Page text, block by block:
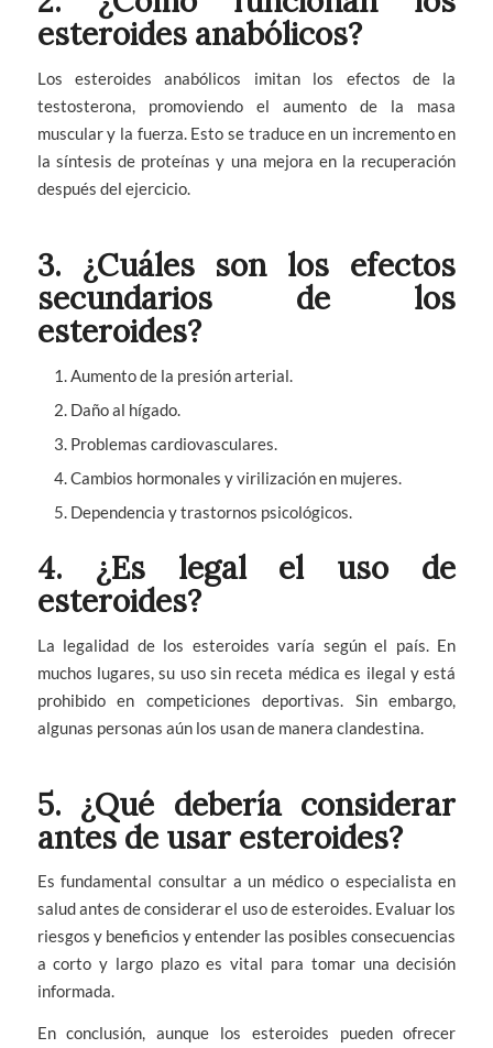
esteroides anabólicos?
Los esteroides anabólicos imitan los efectos de la
testosterona, promoviendo el aumento de la masa
muscular y la fuerza. Esto se traduce en un incremento en
la síntesis de proteínas y una mejora en la recuperación
después del ejercicio.
3. ¿Cuáles son los efectos
secundarios de los
esteroides?
Aumento de la presión arterial.
Daño al hígado.
Problemas cardiovasculares.
Cambios hormonales y virilización en mujeres.
Dependencia y trastornos psicológicos.
4. ¿Es legal el uso de
esteroides?
La legalidad de los esteroides varía según el país. En
muchos lugares, su uso sin receta médica es ilegal y está
prohibido en competiciones deportivas. Sin embargo,
algunas personas aún los usan de manera clandestina.
5. ¿Qué debería considerar
antes de usar esteroides?
Es fundamental consultar a un médico o especialista en
salud antes de considerar el uso de esteroides. Evaluar los
riesgos y beneficios y entender las posibles consecuencias
a corto y largo plazo es vital para tomar una decisión
informada.
En conclusión, aunque los esteroides pueden ofrecer